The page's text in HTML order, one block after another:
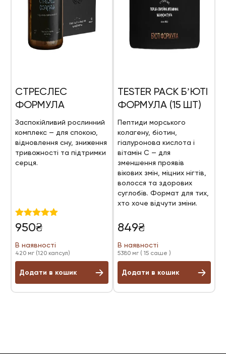
СТРЕСЛЕС
ФОРМУЛА
Заспокійливий рослинний
комплекс — для спокою,
відновлення сну, зниження
тривожності та підтримки
серця.
Оцінено в
5.00
950₴
В наявності
420 мг (120 капсул)
Додати в кошик
TESTER PACK БʼЮТІ
ФОРМУЛА (15 ШТ)
Пептиди морського
колагену, біотин,
гіалуронова кислота і
вітамін С — для
зменшення проявів
вікових змін, міцних нігтів,
волосся та здорових
суглобів. Формат для тих,
хто хоче відчути зміни.
849₴
В наявності
5380 мг ( 15 саше )
Додати в кошик